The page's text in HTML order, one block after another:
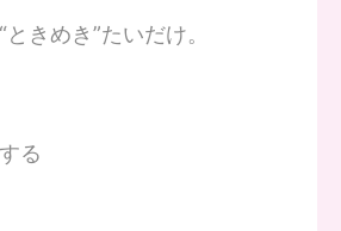
きめき”たいだけ。
る